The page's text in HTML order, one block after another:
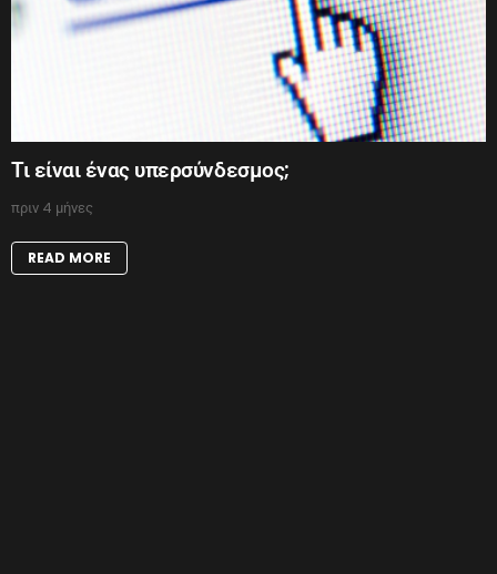
Τι είναι ένας υπερσύνδεσμος;
πριν 4 μήνες
READ MORE